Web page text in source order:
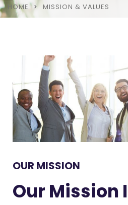
HOME MISSION & VALUES
OUR MISSION
Our Mission